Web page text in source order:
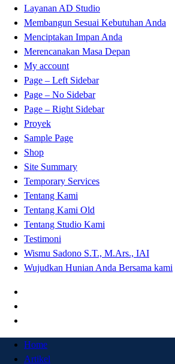
Layanan AD Studio
Membangun Sesuai Kebutuhan Anda
Menciptakan Impan Anda
Merencanakan Masa Depan
My account
Page – Left Sidebar
Page – No Sidebar
Page – Right Sidebar
Proyek
Sample Page
Shop
Site Summary
Temporary Services
Tentang Kami
Tentang Kami Old
Tentang Studio Kami
Testimoni
Wismu Sadono S.T., M.Ars., IAI
Wujudkan Hunian Anda Bersama kami
Home
Artikel